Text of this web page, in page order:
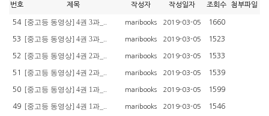
번호 제목 작성자 작성일자 조회수 첨부파일
54 [중고등 동영상] 4권 3과_.. maribooks 2019-03-05 1660
53 [중고등 동영상] 4권 3과_.. maribooks 2019-03-05 1523
52 [중고등 동영상] 4권 2과_.. maribooks 2019-03-05 1533
51 [중고등 동영상] 4권 2과_.. maribooks 2019-03-05 1539
50 [중고등 동영상] 4권 1과_.. maribooks 2019-03-05 1599
49 [중고등 동영상] 4권 1과_.. maribooks 2019-03-05 1546